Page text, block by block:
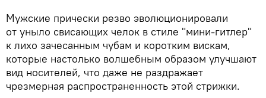
Мужские прически резво эволюционировали
от уныло свисающих челок в стиле "мини-гитлер"
к лихо зачесанным чубам и коротким вискам,
которые настолько волшебным образом улучшают
вид носителей, что даже не раздражает
чрезмерная распространенность этой стрижки.